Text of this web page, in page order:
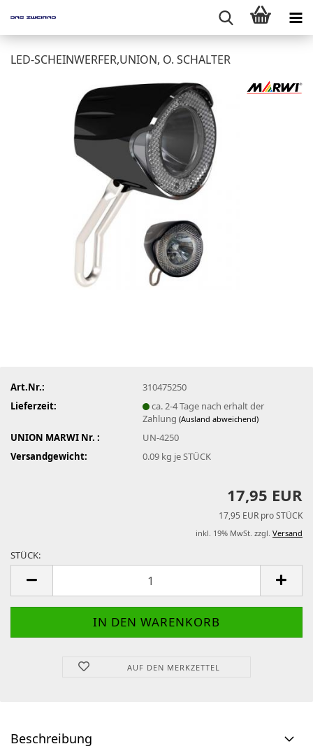
LED-SCHEINWERFER,UNION, O. SCHALTER
Art.Nr.:
310475250
Lieferzeit:
ca. 2-4 Tage nach erhalt der
Zahlung(Ausland abweichend)
UNION MARWI Nr. :
UN-4250
Versandgewicht:
0.09 kg je STÜCK
17,95 EUR
17,95 EUR pro STÜCK
inkl. 19% MwSt. zzgl. Versand
STÜCK:
AUF DEN MERKZETTEL
Beschreibung